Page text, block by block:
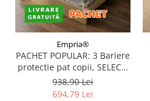
Empria®
PACHET POPULAR: 3 Bariere
protectie pat copii, SELECT,
160x200 cm
938,90 Lei
694,79 Lei